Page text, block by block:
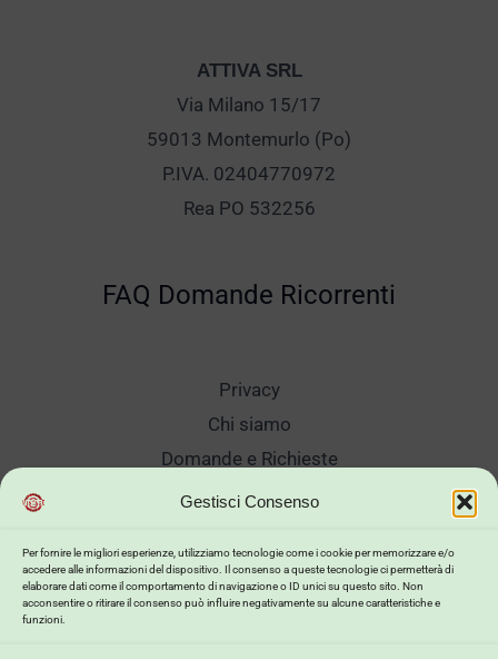
Gestisci Consenso
Per fornire le migliori esperienze, utilizziamo tecnologie come i cookie per memorizzare e/o
accedere alle informazioni del dispositivo. Il consenso a queste tecnologie ci permetterà di
elaborare dati come il comportamento di navigazione o ID unici su questo sito. Non
acconsentire o ritirare il consenso può influire negativamente su alcune caratteristiche e
funzioni.
ATTIVA SRL
Via Milano 15/17
59013 Montemurlo (Po)
P.IVA. 02404770972
Rea PO 532256
FAQ Domande Ricorrenti
Privacy
Chi siamo
Domande e Richieste
Showroom
Sanificazione e Lavaggi
Reso Cambio Merce